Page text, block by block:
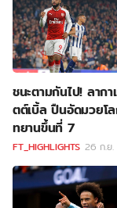
ชนะตามกันไป! ลาก
ตต์เบิ้ล ปืนอัดมวยโ
ทยานขึ้นที่ 7
FT_HIGHLIGHTS 26 ก.ย